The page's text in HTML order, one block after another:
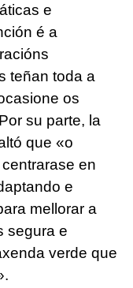
e
é a
teñan toda a
os
Por su parte, la
que «o
en
e
mellorar a
segura e
verde que